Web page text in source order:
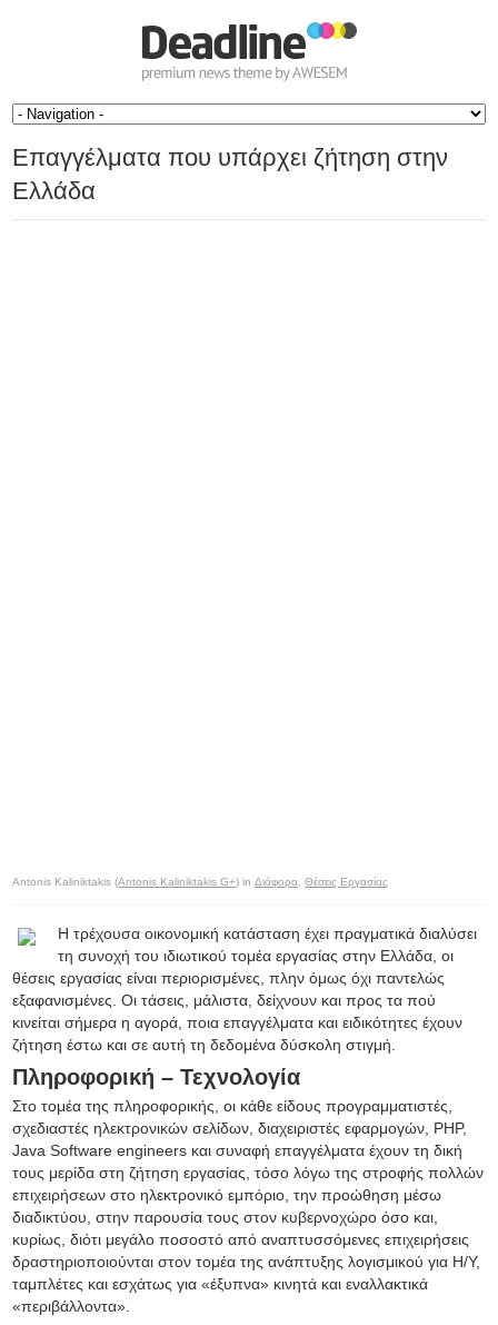
Επαγγέλματα που υπάρχει ζήτηση στην
Ελλάδα
Antonis Kaliniktakis (Antonis Kaliniktakis G+) inΔιάφορα ,Θέσεις Εργασίας
Η τρέχουσα οικονομική κατάσταση έχει πραγματικά διαλύσει
τη συνοχή του ιδιωτικού τομέα εργασίας στην Ελλάδα, οι
θέσεις εργασίας είναι περιορισμένες, πλην όμως όχι παντελώς
εξαφανισμένες. Οι τάσεις, μάλιστα, δείχνουν και προς τα πού
κινείται σήμερα η αγορά, ποια επαγγέλματα και ειδικότητες έχουν
ζήτηση έστω και σε αυτή τη δεδομένα δύσκολη στιγμή.
Πληροφορική – Τεχνολογία
Στο τομέα της πληροφορικής, οι κάθε είδους προγραμματιστές,
σχεδιαστές ηλεκτρονικών σελίδων, διαχειριστές εφαρμογών, PHP,
Java Software engineers και συναφή επαγγέλματα έχουν τη δική
τους μερίδα στη ζήτηση εργασίας, τόσο λόγω της στροφής πολλών
επιχειρήσεων στο ηλεκτρονικό εμπόριο, την προώθηση μέσω
διαδικτύου, στην παρουσία τους στον κυβερνοχώρο όσο και,
κυρίως, διότι μεγάλο ποσοστό από αναπτυσσόμενες επιχειρήσεις
δραστηριοποιούνται στον τομέα της ανάπτυξης λογισμικού για Η/Υ,
ταμπλέτες και εσχάτως για «έξυπνα» κινητά και εναλλακτικά
«περιβάλλοντα».